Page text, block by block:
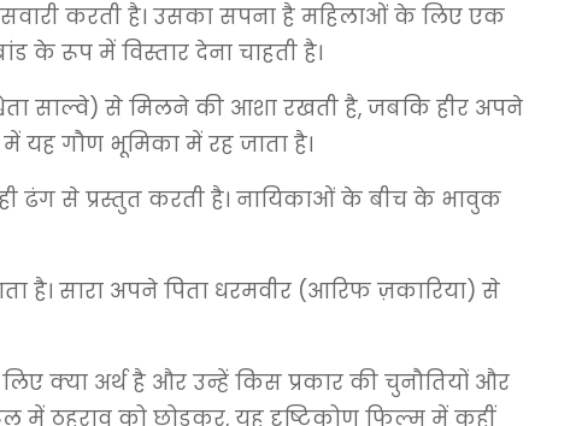
सवारी करती है। उसका सपना है महिलाओं के लिए एक
के रूप में विस्तार देना चाहती है।
साल्वे) से मिलने की आशा रखती है, जबकि हीर अपने
यह गौण भूमिका में रह जाता है।
ढंग से प्रस्तुत करती है। नायिकाओं के बीच के भावुक
है। सारा अपने पिता धरमवीर (आरिफ ज़कारिया) से
क्या अर्थ है और उन्हें किस प्रकार की चुनौतियों और
में ठहराव को छोड़कर, यह दृष्टिकोण फिल्म में कहीं